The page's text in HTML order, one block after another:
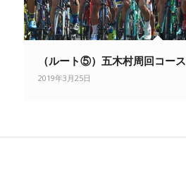
（ルート⑤）五木村周回コース
2019年3月25日